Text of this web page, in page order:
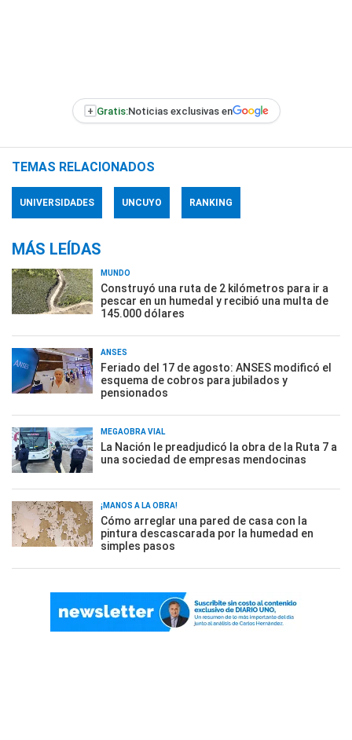
+ Gratis:Noticias exclusivas en
TEMAS RELACIONADOS
UNIVERSIDADES UNCUYO RANKING
MÁS LEÍDAS
MUNDO
Construyó una ruta de 2 kilómetros para ir a
pescar en un humedal y recibió una multa de
145.000 dólares
ANSES
Feriado del 17 de agosto: ANSES modificó el
esquema de cobros para jubilados y
pensionados
MEGAOBRA VIAL
La Nación le preadjudicó la obra de la Ruta 7 a
una sociedad de empresas mendocinas
¡MANOS A LA OBRA!
Cómo arreglar una pared de casa con la
pintura descascarada por la humedad en
simples pasos